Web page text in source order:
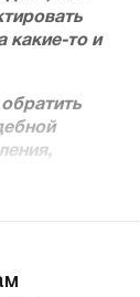
какие-то и